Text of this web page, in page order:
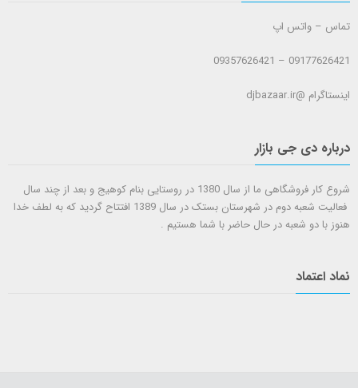
تماس – واتس اپ
09177626421 – 09357626421
اینستاگرام @djbazaar.ir
درباره دی جی بازار
شروع کار فروشگاهی ما از سال 1380 در روستایی بنام کوهیج و بعد از چند سال
فعالیت شعبه دوم در شهرستان بستک در سال 1389 افتتاح گردید که به لطف خدا
هنوز با دو شعبه در حال حاضر با شما هستيم .
نماد اعتماد